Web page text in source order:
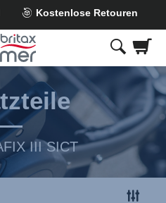
Kostenlose Retouren
III SICT